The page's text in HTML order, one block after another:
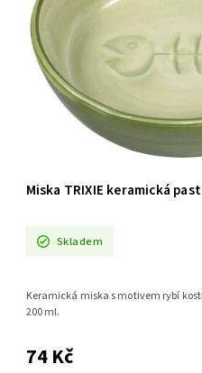
Miska TRIXIE keramická
Skladem
74 Kč
Keramická miska s motivem rybí
200 ml.